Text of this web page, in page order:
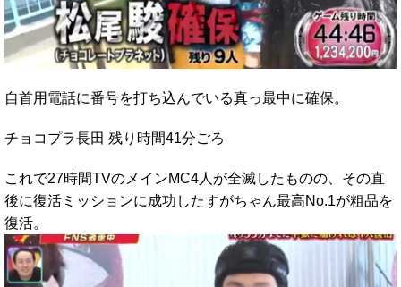
自首用電話に番号を打ち込んでいる真っ最中に確保。
チョコプラ長田 残り時間41分ごろ
これで27時間TVのメインMC4人が全滅したものの、その直
後に復活ミッションに成功したすがちゃん最高No.1が粗品を
復活。